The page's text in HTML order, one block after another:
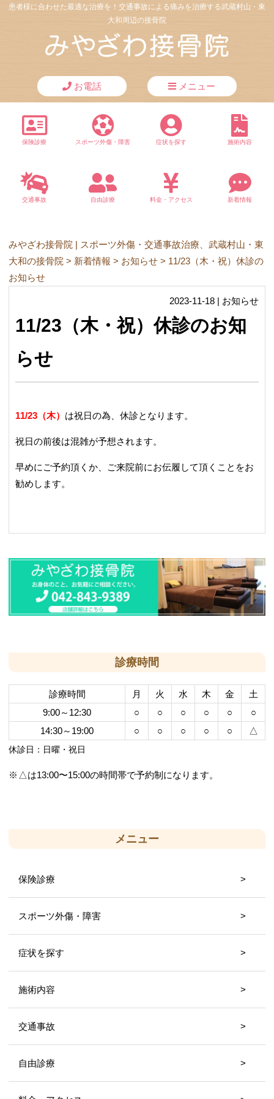
患者様に合わせた最適な治療を！交通事故による痛みを治療する武蔵村山・東
大和周辺の接骨院
お電話 メニュー
保険診療 スポーツ外傷・障害 症状を探す 施術内容
交通事故 自由診療 料金・アクセス 新着情報
みやざわ接骨院 | スポーツ外傷・交通事故治療、武蔵村山・東
大和の接骨院 > 新着情報 > お知らせ > 11/23（木・祝）休診の
お知らせ
2023-11-18 | お知らせ
11/23（木・祝）休診のお知
らせ
11/23（木） は祝日の為、休診となります。
祝日の前後は混雑が予想されます。
早めにご予約頂くか、ご来院前にお伝履して頂くことをお
勧めします。
診療時間
診療時間 月 火 水 木 金
土
9:00～12:30
○ ○ ○ ○ ○
○
14:30～19:00
○ ○ ○ ○ ○ △
休診日：日曜・祝日
△は13:00〜15:00の時間帯で予約制になります。
メニュー
保険診療
スポーツ外傷・障害
症状を探す
施術内容
交通事故
自由診療